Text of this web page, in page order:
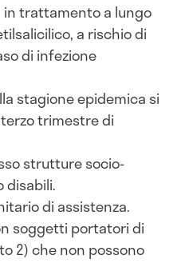
in trattamento a lungo
a rischio di
di infezione
stagione epidemica si
trimestre di
strutture socio-
disabili.
di assistenza.
soggetti portatori di
2) che non possono